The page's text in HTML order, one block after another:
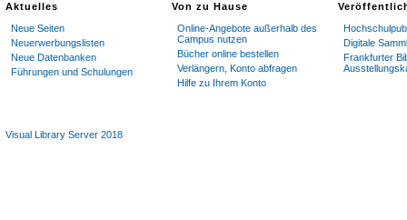
Aktuelles
Neue Seiten
Neuerwerbungslisten
Neue Datenbanken
Führungen und Schulungen
Von zu Hause
Online-Angebote außerhalb des
Campus nutzen
Bücher online bestellen
Verlängern, Konto abfragen
Hilfe zu Ihrem Konto
Digitale
Frankfurter
Visual Library Server 2018